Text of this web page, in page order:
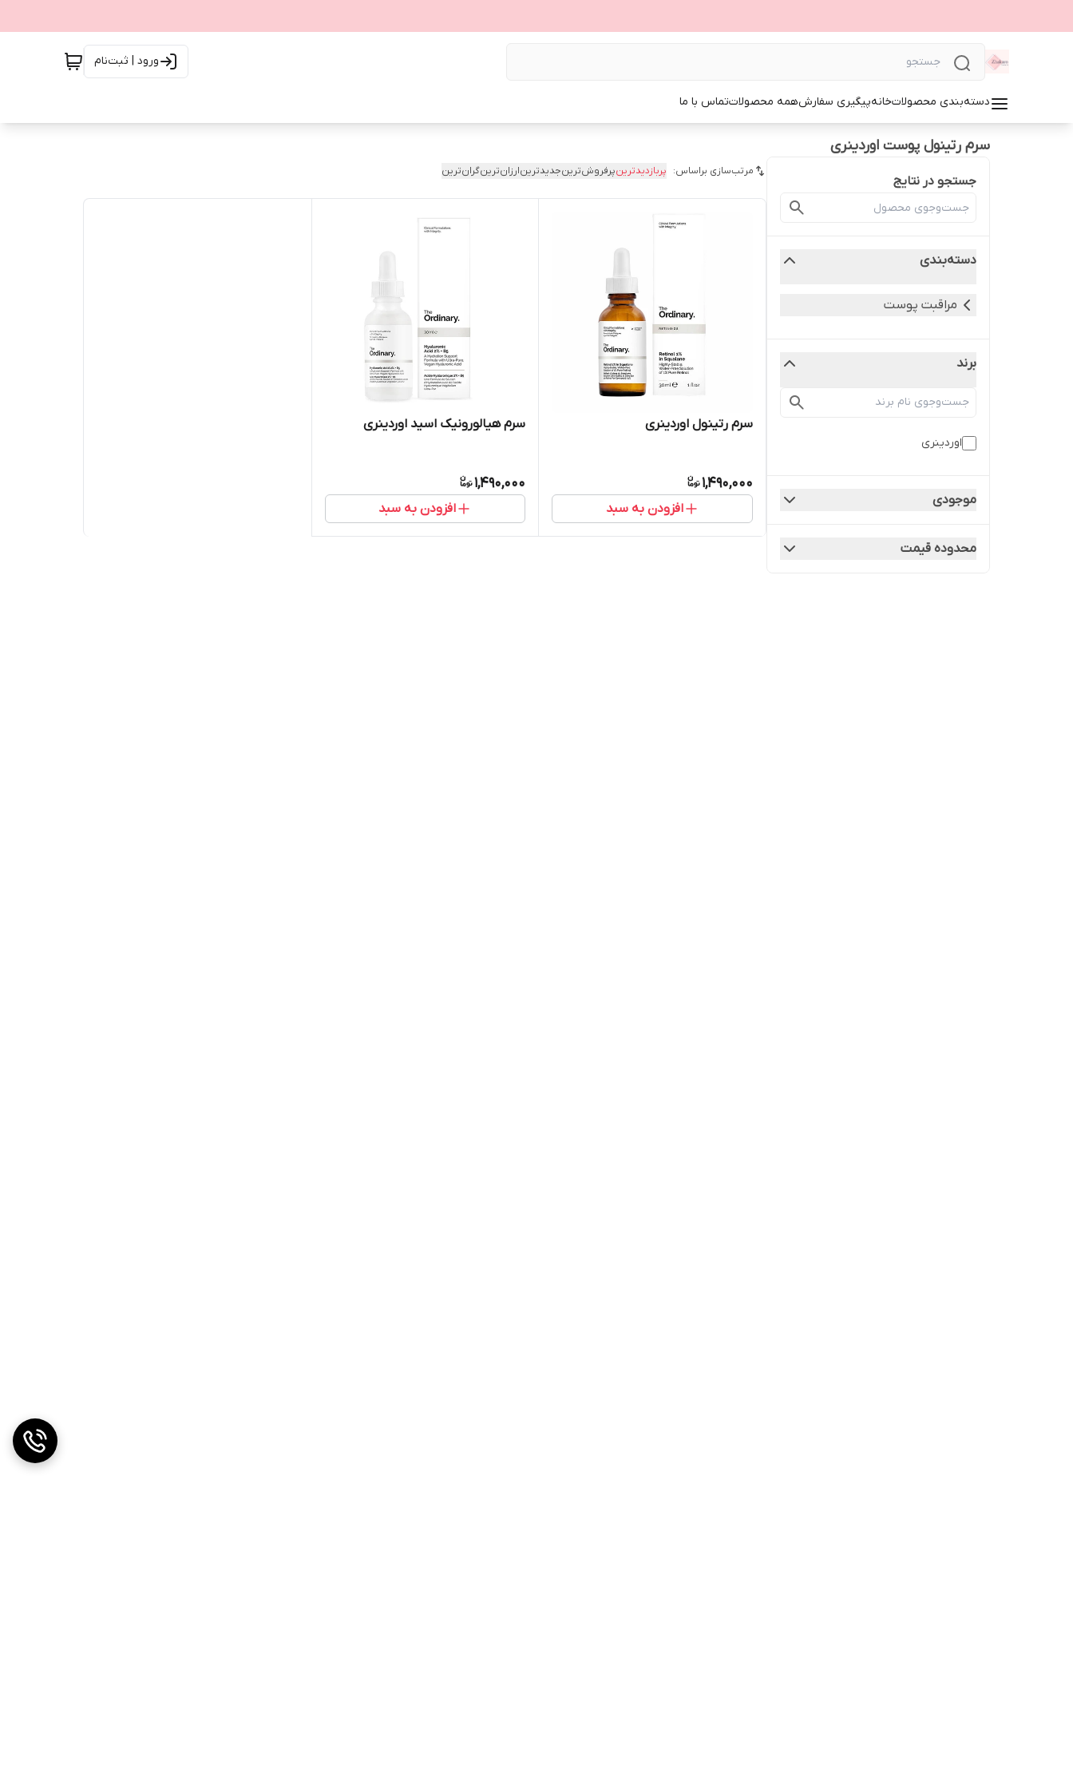
ورود | ثبت‌نام
دسته‌بندی محصولاتخانهپیگیری سفارشهمه محصولاتتماس با ما
سرم رتینول پوست اوردینری
جستجو در نتایج
دسته‌بندی
مراقبت پوست
برند
اوردینری
موجودی
محدوده قیمت
مرتب‌سازی براساس: پربازدیدترینپرفروش‌ترینجدیدترینارزان‌ترینگران‌ترین
سرم رتینول اوردینری
1,490,000
افزودن به سبد
سرم هیالورونیک اسید اوردینری
1,490,000
افزودن به سبد